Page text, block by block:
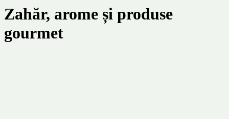
Zahăr, arome și produse
gourmet